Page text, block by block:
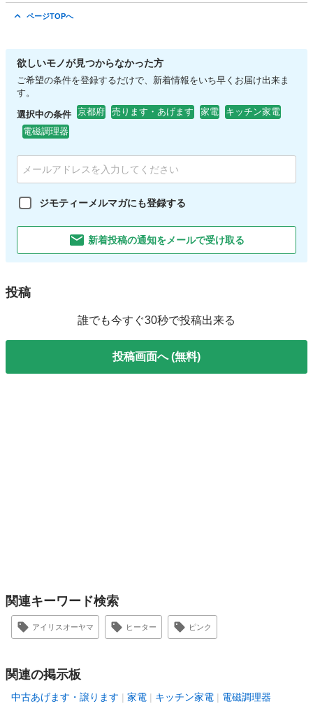
ページTOPへ
欲しいモノが見つからなかった方
ご希望の条件を登録するだけで、新着情報をいち早くお届け出来ま
す。
選択中の条件 京都府 売ります・あげます 家電
キッチン家電
電磁調理器
ジモティーメルマガにも登録する
新着投稿の通知をメールで受け取る
投稿
誰でも今すぐ30秒で投稿出来る
投稿画面へ (無料)
関連キーワード検索
アイリスオーヤマ ヒーター ピンク
関連の掲示板
中古あげます・譲ります 家電 キッチン家電 電磁調理器